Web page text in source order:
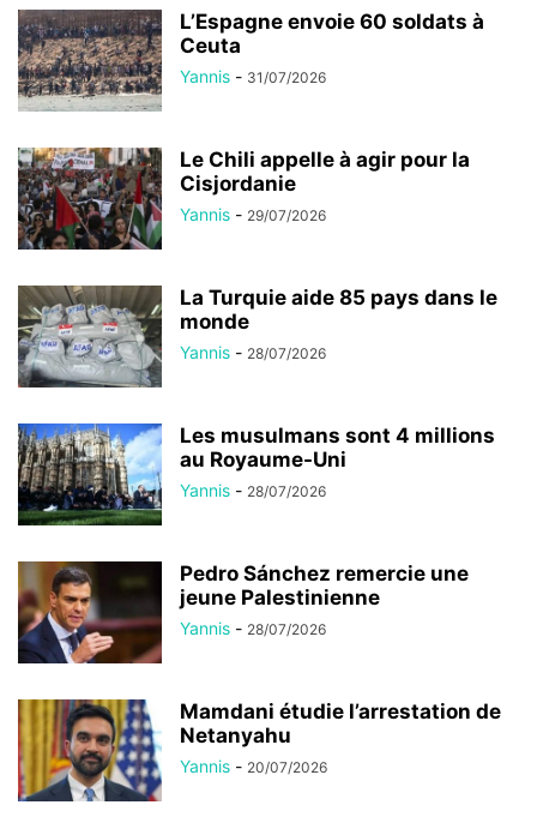
L’Espagne envoie 60 soldats à
Ceuta
Yannis - 31/07/2026
Le Chili appelle à agir pour la
Cisjordanie
Yannis - 29/07/2026
La Turquie aide 85 pays dans le
monde
Yannis - 28/07/2026
Les musulmans sont 4 millions
au Royaume-Uni
Yannis - 28/07/2026
Pedro Sánchez remercie une
jeune Palestinienne
Yannis - 28/07/2026
Mamdani étudie l’arrestation de
Netanyahu
Yannis - 20/07/2026